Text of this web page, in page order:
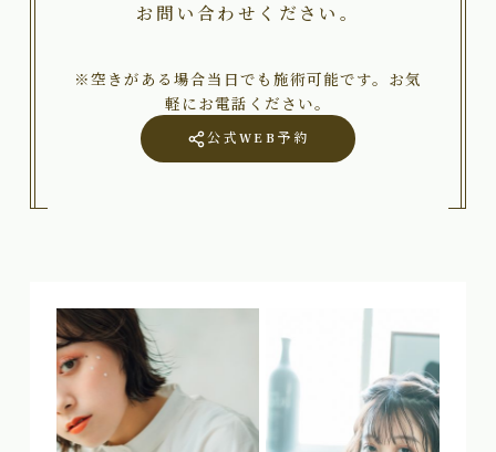
お問い合わせください。
※空きがある場合当日でも施術可能です。お気
軽にお電話ください。
公式WEB予約